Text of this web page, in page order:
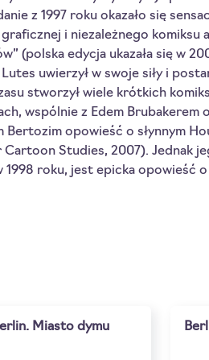
z 1997 roku okazało się
i niezależnego komiksu
(polska edycja ukazała się w
uwierzył w swoje siły i
stworzył wiele krótkich
wspólnie z Edem Brubakerem
Bertozim opowieść o słynnym
Cartoon Studies, 2007). Jednak
1998 roku, jest epicka opowieść
Miasto dymu